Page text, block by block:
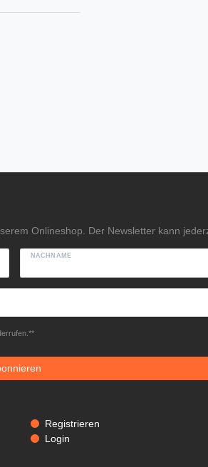
Onlineshop. Der Newsletter kann
NACHNAME
Registrieren
Login